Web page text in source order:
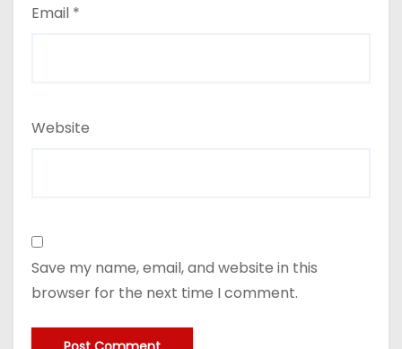
Email *
Website
Save my name, email, and website in this
browser for the next time I comment.